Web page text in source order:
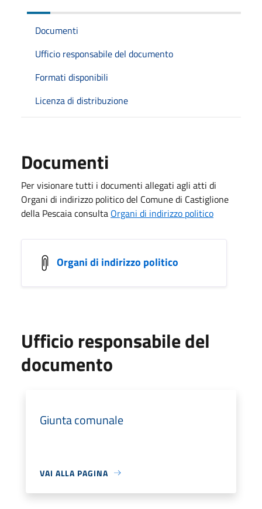
Documenti
Ufficio responsabile del documento
Formati disponibili
Licenza di distribuzione
Documenti
Per visionare tutti i documenti allegati agli atti di
Organi di indirizzo politico del Comune di Castiglione
della Pescaia consulta Organi di indirizzo politico
Organi di indirizzo politico
Ufficio responsabile del
documento
Giunta comunale
VAI ALLA PAGINA